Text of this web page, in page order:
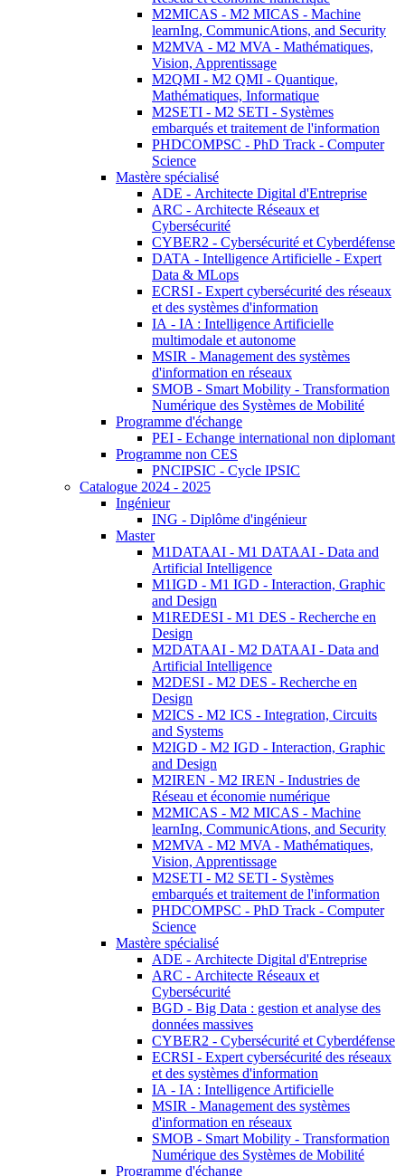
M2MICAS - M2 MICAS - Machine
learnIng, CommunicAtions, and Security
M2MVA - M2 MVA - Mathématiques,
Vision, Apprentissage
M2QMI - M2 QMI - Quantique,
Mathématiques, Informatique
M2SETI - M2 SETI - Systèmes
embarqués et traitement de l'information
PHDCOMPSC - PhD Track - Computer
Science
Mastère spécialisé
ADE - Architecte Digital d'Entreprise
ARC - Architecte Réseaux et
Cybersécurité
CYBER2 - Cybersécurité et Cyberdéfense
DATA - Intelligence Artificielle - Expert
Data & MLops
ECRSI - Expert cybersécurité des réseaux
et des systèmes d'information
IA - IA : Intelligence Artificielle
multimodale et autonome
MSIR - Management des systèmes
d'information en réseaux
SMOB - Smart Mobility - Transformation
Numérique des Systèmes de Mobilité
Programme d'échange
PEI - Echange international non diplomant
Programme non CES
PNCIPSIC - Cycle IPSIC
Catalogue 2024 - 2025
Ingénieur
ING - Diplôme d'ingénieur
Master
M1DATAAI - M1 DATAAI - Data and
Artificial Intelligence
M1IGD - M1 IGD - Interaction, Graphic
and Design
M1REDESI - M1 DES - Recherche en
Design
M2DATAAI - M2 DATAAI - Data and
Artificial Intelligence
M2DESI - M2 DES - Recherche en
Design
M2ICS - M2 ICS - Integration, Circuits
and Systems
M2IGD - M2 IGD - Interaction, Graphic
and Design
M2IREN - M2 IREN - Industries de
Réseau et économie numérique
M2MICAS - M2 MICAS - Machine
learnIng, CommunicAtions, and Security
M2MVA - M2 MVA - Mathématiques,
Vision, Apprentissage
M2SETI - M2 SETI - Systèmes
embarqués et traitement de l'information
PHDCOMPSC - PhD Track - Computer
Science
Mastère spécialisé
ADE - Architecte Digital d'Entreprise
ARC - Architecte Réseaux et
Cybersécurité
BGD - Big Data : gestion et analyse des
données massives
CYBER2 - Cybersécurité et Cyberdéfense
ECRSI - Expert cybersécurité des réseaux
et des systèmes d'information
IA - IA : Intelligence Artificielle
MSIR - Management des systèmes
d'information en réseaux
SMOB - Smart Mobility - Transformation
Numérique des Systèmes de Mobilité
Programme d'échange